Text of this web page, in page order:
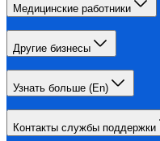
Медицинские работники
Другие бизнесы
Узнать больше (En)
Контакты службы поддержки